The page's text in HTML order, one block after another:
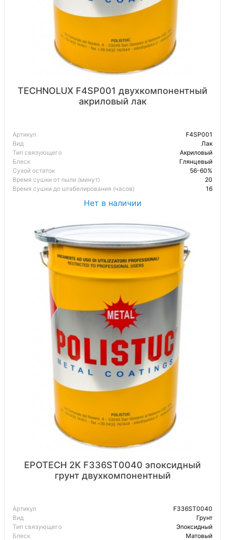
TECHNOLUX F4SP001 двухкомпонентный
акриловый лак
Артикул
F4SP001
Вид
Лак
Тип связующего
Акриловый
Блеск
Глянцевый
Сухой остаток
56-60%
Время сушки от пыли (минут)
20
Время сушки до штабелирования (часов)
16
Нет в наличии
EPOTECH 2K F336ST0040 эпоксидный
грунт двухкомпонентный
Артикул
F336ST0040
Вид
Грунт
Тип связующего
Эпоксидный
Блеск
Матовый